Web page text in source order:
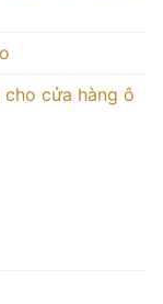
cửa hàng ô